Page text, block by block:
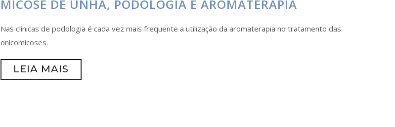
MICOSE DE UNHA, PODOLOGIA E AROMATERAPIA
Nas clínicas de podologia é cada vez mais frequente a utilização da aromaterapia no tratamento das
onicomicoses.
LEIA MAIS